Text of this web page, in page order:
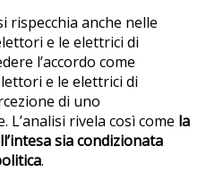
rispecchia anche nelle
e le elettrici di
l’accordo come
e le elettrici di
di uno
rivela così come la
sia condizionata
.